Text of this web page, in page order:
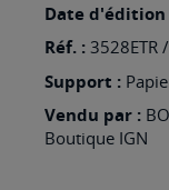
Date d'édition
Réf. : 3528ETR
Support :
Vendu par :
Boutique IGN